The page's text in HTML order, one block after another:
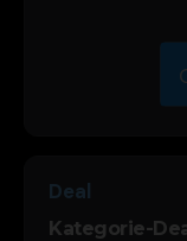
Deal
Kategorie-